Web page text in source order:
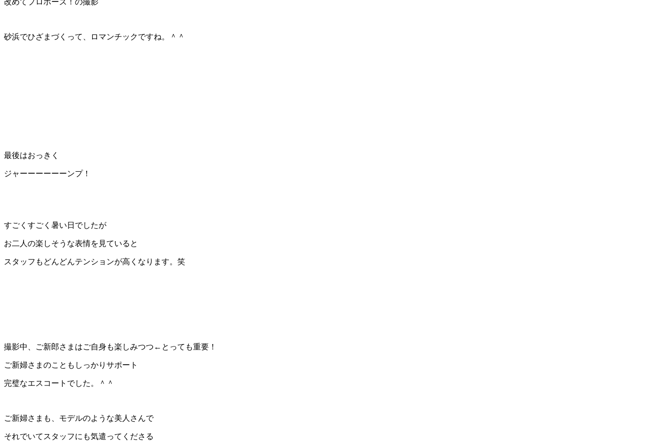
砂浜でひざまづくって、ロマンチックですね。＾＾
最後はおっきく
ジャーーーーーーンプ！
すごくすごく暑い日でしたが
お二人の楽しそうな表情を見ていると
スタッフもどんどんテンションが高くなります。笑
撮影中、ご新郎さまはご自身も楽しみつつ←とっても重要！
ご新婦さまのこともしっかりサポート
完璧なエスコートでした。＾＾
ご新婦さまも、モデルのような美人さんで
それでいてスタッフにも気遣ってくださる